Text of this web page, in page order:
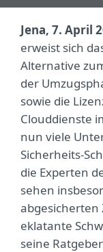
Jena, 7. April
erweist sich
Alternative
der
sowie die
Clouddienste
nun viele
Sicherheits-
die Experten
sehen
eklatante
seine